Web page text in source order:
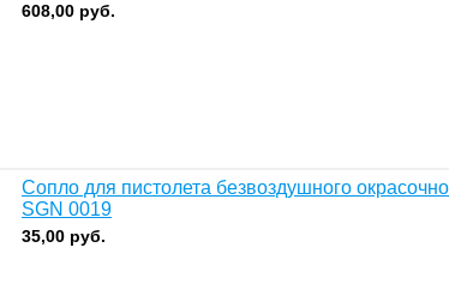
608,00 руб.
Сопло для пистолета безвоздушного
SGN 0019
35,00 руб.